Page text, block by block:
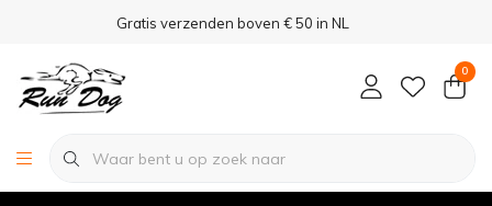
Gratis verzenden boven € 50 in NL
0